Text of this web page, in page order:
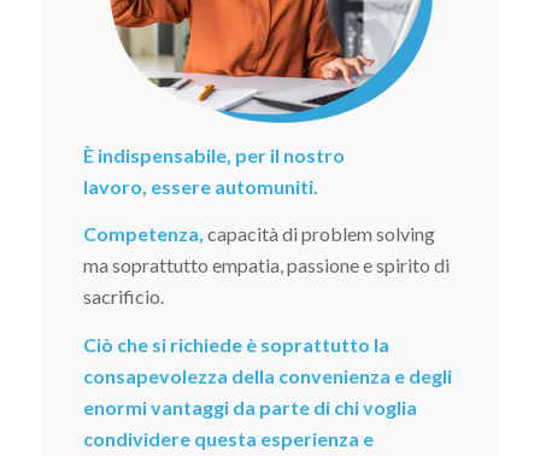
È indispensabile, per il nostro
lavoro, essere automuniti.
Competenza, capacità di problem solving
ma soprattutto empatia, passione e spirito di
sacrificio.
Ciò che si richiede è soprattutto la
consapevolezza della convenienza e degli
enormi vantaggi da parte di chi voglia
condividere questa esperienza e